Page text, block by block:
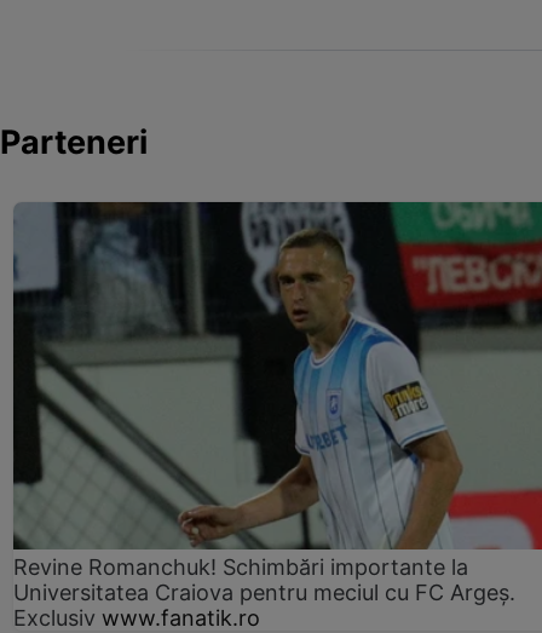
Parteneri
Revine Romanchuk! Schimbări importante la
Universitatea Craiova pentru meciul cu FC Argeş.
Exclusiv www.fanatik.ro